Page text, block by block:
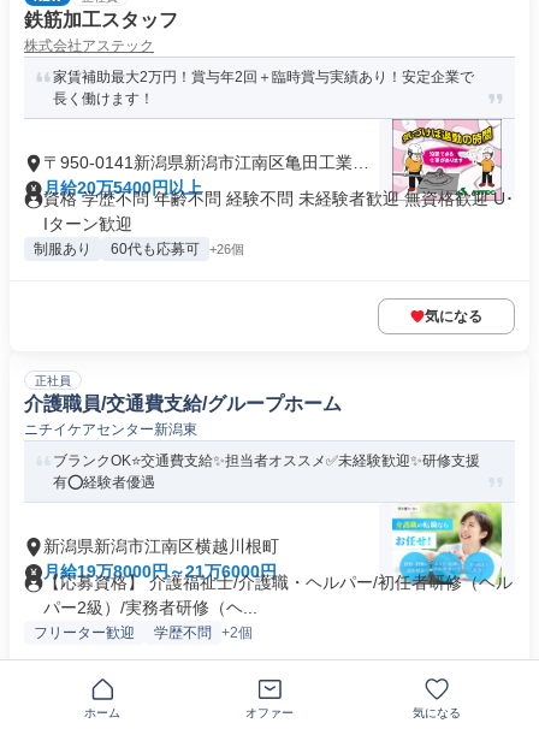
鉄筋加工スタッフ
株式会社アステック
家賃補助最大2万円！賞与年2回＋臨時賞与実績あり！安定企業で
長く働けます！
〒950-0141新潟県新潟市江南区亀田工業団
地
月給20万5400円以上
資格 学歴不問 年齢不問 経験不問 未経験者歓迎 無資格歓迎 U･
Iターン歓迎
制服あり 60代も応募可 +26個
気になる
正社員
介護職員/交通費支給/グループホーム
ニチイケアセンター新潟東
ブランクOK⭐️交通費支給✨担当者オススメ✅️未経験歓迎✨研修支援
有⭕️経験者優遇
新潟県新潟市江南区横越川根町
月給19万8000円～21万6000円
【応募資格】 介護福祉士/介護職・ヘルパー/初任者研修（ヘル
パー2級）/実務者研修（ヘ...
フリーター歓迎 学歴不問 +2個
気になる
ホーム オファー 気になる